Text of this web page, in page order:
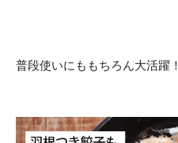
普段使いにももちろん大活躍！